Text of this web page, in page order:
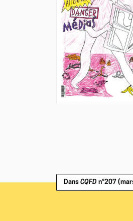
Dans CQFD n°207